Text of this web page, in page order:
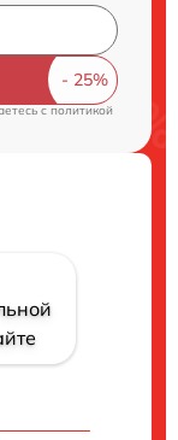
cполитикой